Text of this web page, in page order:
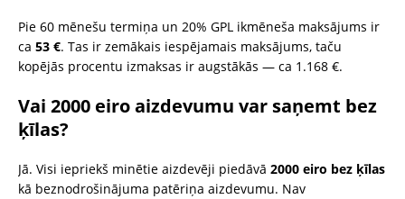
Pie 60 mēnešu termiņa un 20% GPL ikmēneša maksājums ir
ca 53 €. Tas ir zemākais iespējamais maksājums, taču
kopējās procentu izmaksas ir augstākās — ca 1.168 €.
Vai 2000 eiro aizdevumu var saņemt bez
ķīlas?
Jā. Visi iepriekš minētie aizdevēji piedāvā 2000 eiro bez ķīlas
kā beznodrošinājuma patēriņa aizdevumu. Nav